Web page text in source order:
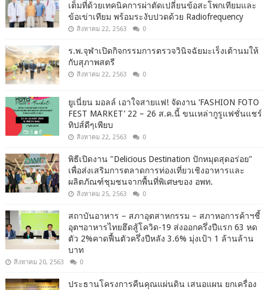
เต็มที่ด้วยเทคนิคการผ่าตัดเปลี่ยนข้อสะโพกเทียมและ
ข้อเข่าเทียม พร้อมระงับปวดด้วย Radiofrequency
สิงหาคม 22, 2563 0
ร.พ.จุฬาเปิดกิจกรรมการตรวจวินิจฉัยมะเร็งเต้านมให้
กับสุภาพสตรี
สิงหาคม 22, 2563 0
ยูเนี่ยน มอลล์ เอาใจสายแฟ! จัดงาน ‘FASHION FOTO
FEST MARKET’ 22 – 26 ส.ค.นี้ ขนเหล่ากูรูแฟชั่นแชร์
ทิปส์ดีๆเพียบ
สิงหาคม 22, 2563 0
พิธีเปิดงาน "Delicious Destination ปักหมุดสุดอร่อย"
เพื่อส่งเสริมการตลาดการท่องเที่ยวเชิงอาหารและ
ผลิตภัณฑ์ชุมชนจากพื้นที่พิเศษของ อพท.
สิงหาคม 25, 2563 0
สถาบันอาหาร – สภาอุตสาหกรรม – สภาหอการค้าฯชี้
อุตฯอาหารไทยฮึดสู้โควิด-19 ส่งออกครึ่งปีแรก 63 หด
ตัว 2%คาดฟื้นตัวครึ่งปีหลัง 3.6% มุ่งเป้า 1 ล้านล้าน
บาท
สิงหาคม 20, 2563 0
ประธานโครงการคืนคุณแผ่นดิน เสนอแผน ยกเครื่อง